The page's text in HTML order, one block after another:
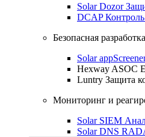
Solar Dozor
DCAP
Безопасная разработка
Solar
Hexway ASOC
Luntry Защита
Мониторинг и
Solar SIEM
Solar DNS